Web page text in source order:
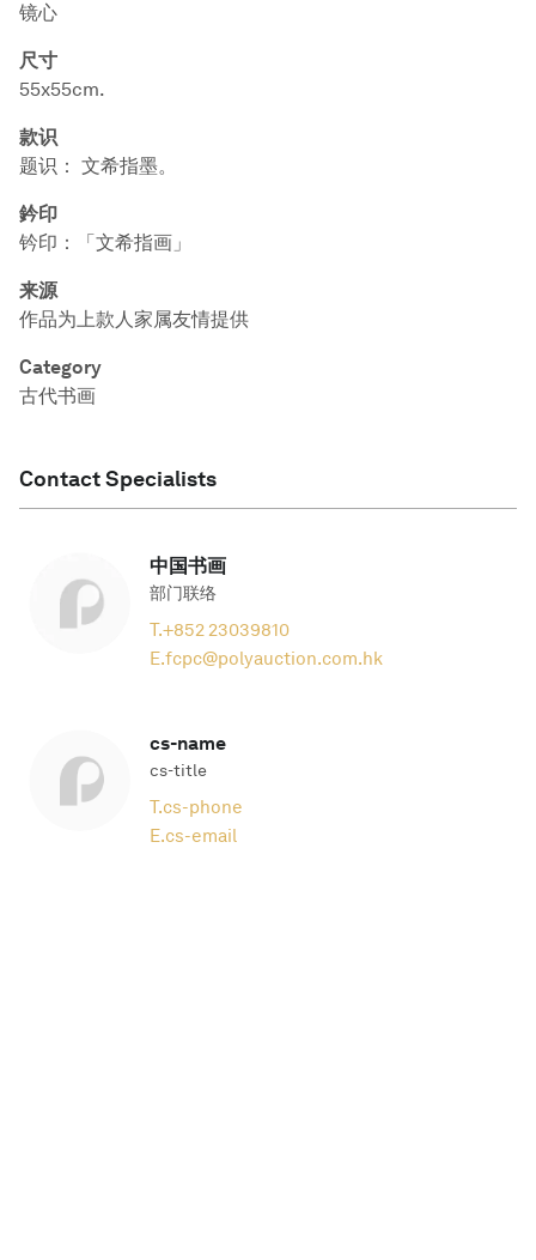
镜心
尺寸
55x55cm.
款识
题识： 文希指墨。
鈐印
钤印：「文希指画」
来源
作品为上款人家属友情提供
Category
古代书画
Contact Specialists
中国书画
部门联络
T.+852 23039810
E.fcpc@polyauction.com.hk
cs-name
cs-title
T.cs-phone
E.cs-email